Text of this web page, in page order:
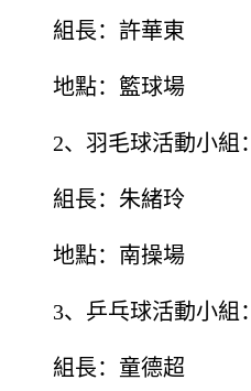
組長：許華東
地點：籃球場
2、羽毛球活動小組：
組長：朱緒玲
地點：南操場
3、乒乓球活動小組：
組長：童德超